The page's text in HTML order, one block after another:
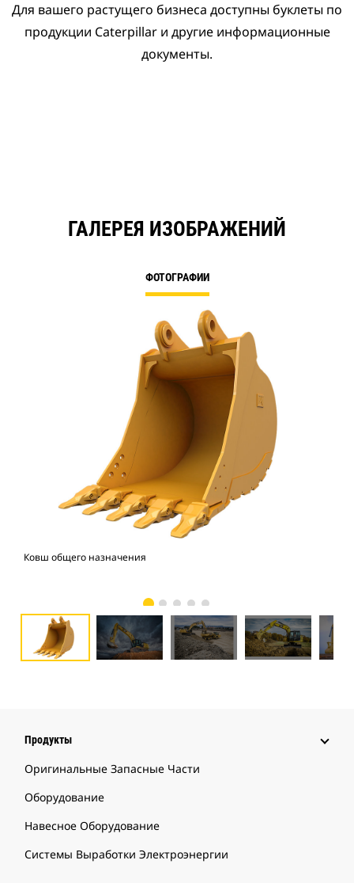
Для вашего растущего бизнеса доступны буклеты по
продукции Caterpillar и другие информационные
документы.
ГАЛЕРЕЯ ИЗОБРАЖЕНИЙ
ФОТОГРАФИИ
Ковш общего назначения
Продукты
Оригинальные Запасные Части
Оборудование
Навесное Оборудование
Системы Выработки Электроэнергии